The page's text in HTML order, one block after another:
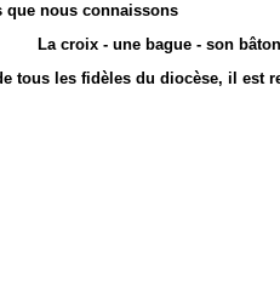
que nous connaissons
La croix - une bague - son
tous les fidèles du diocèse, il est